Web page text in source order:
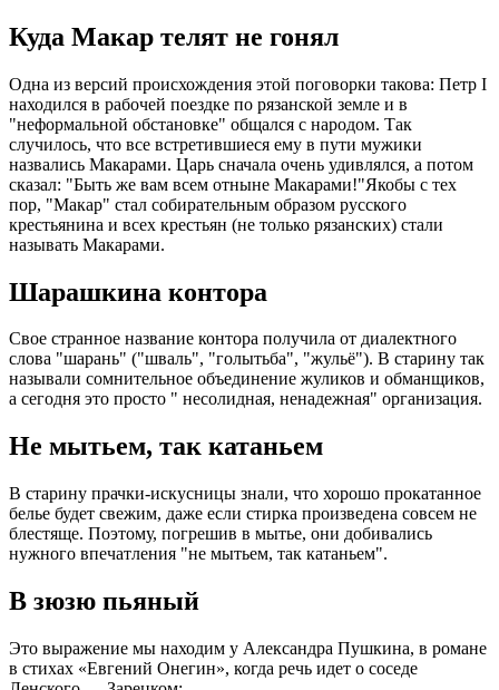
Куда Макар телят не гонял
Одна из версий происхождения этой поговорки такова: Петр I
находился в рабочей поездке по рязанской земле и в
"неформальной обстановке" общался с народом. Так
случилось, что все встретившиеся ему в пути мужики
назвались Макарами. Царь сначала очень удивлялся, а потом
сказал: "Быть же вам всем отныне Макарами!"Якобы с тех
пор, "Макар" стал собирательным образом русского
крестьянина и всех крестьян (не только рязанских) стали
называть Макарами.
Шарашкина контора
Свое странное название контора получила от диалектного
слова "шарань" ("шваль", "голытьба", "жульё"). В старину так
называли сомнительное объединение жуликов и обманщиков,
а сегодня это просто " несолидная, ненадежная" организация.
Не мытьем, так катаньем
В старину прачки-искусницы знали, что хорошо прокатанное
белье будет свежим, даже если стирка произведена совсем не
блестяще. Поэтому, погрешив в мытье, они добивались
нужного впечатления "не мытьем, так катаньем".
В зюзю пьяный
Это выражение мы находим у Александра Пушкина, в романе
в стихах «Евгений Онегин», когда речь идет о соседе